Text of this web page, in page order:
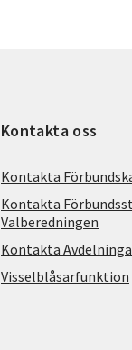
Kontakta oss
Kontakta
Kontakta
Valberedningen
Kontakta
Visselblåsarfunktion